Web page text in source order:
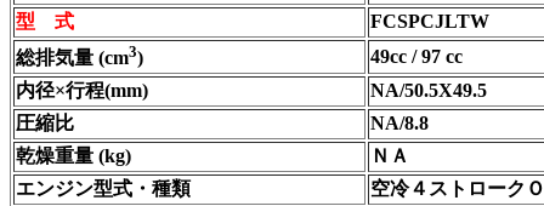
型 式
FCSPCJLTW
総排気量 (cm3)
49cc / 97 cc
内径×行程(mm)
NA/50.5X49.5
圧縮比
NA/8.8
乾燥重量 (kg)
ＮＡ
エンジン型式・種類
空冷４ストローク